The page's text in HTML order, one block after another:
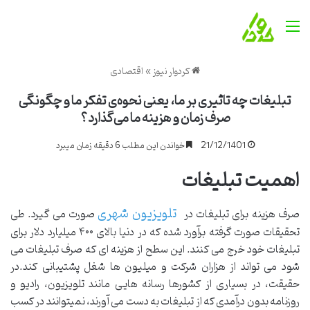
منو
کردوار نیوز»اقتصادی
تبلیغات چه تاثیری بر ما، یعنی نحوه‌ی تفکر ما و چگونگی
صرف زمان و هزینه‌ ما می‌گذارد؟
21/12/1401 خواندن این مطلب 6 دقیقه زمان میبرد
اهمیت تبلیغات
صرف هزینه برای تبلیغات در تلویزیون شهریصورت می گیرد. طی
تحقیقات صورت گرفته برآورد شده که در دنیا بالای ۴۰۰ میلیارد دلار برای
تبلیغات خود خرج می کنند. این سطح از هزینه ای که صرف تبلیغات می
شود می تواند از هزاران شرکت و میلیون­ ها شغل پشتیبانی کند.در
حقیقت، در بسیاری از کشورها رسانه­ هایی مانند تلویزیون، رادیو و
روزنامه بدون درآمدی که از تبلیغات به دست می آورند، نمیتوانند در کسب